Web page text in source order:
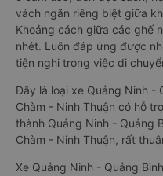
vách ngăn riêng biệt giữa
Khoảng cách giữa các ghế
nhét. Luôn đáp ứng được
tiện nghi trong việc di
Đây là loại xe Quảng Ninh -
Chàm - Ninh Thuận có hỗ
thành Quảng Ninh - Quảng
Chàm - Ninh Thuận, rất
Xe Quảng Ninh - Quảng